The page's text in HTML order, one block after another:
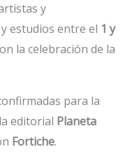
y
estudios entre el 1 y
la celebración de la
para la
editorial Planeta
Fortiche.